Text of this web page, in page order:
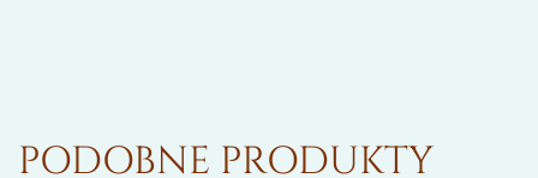
PODOBNE PRODUKTY